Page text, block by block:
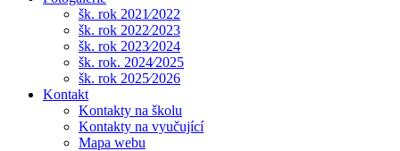
šk. rok 2021⁄2022
šk. rok 2022⁄2023
šk. rok 2023⁄2024
šk. rok. 2024⁄2025
šk. rok 2025⁄2026
Kontakt
Kontakty na školu
Kontakty na vyučující
Mapa webu